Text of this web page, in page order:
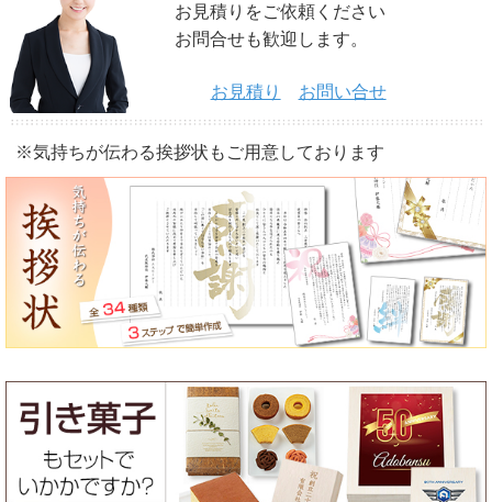
お見積りをご依頼ください
お問合せも歓迎します。
お見積り お問い合せ
※気持ちが伝わる挨拶状もご用意しております